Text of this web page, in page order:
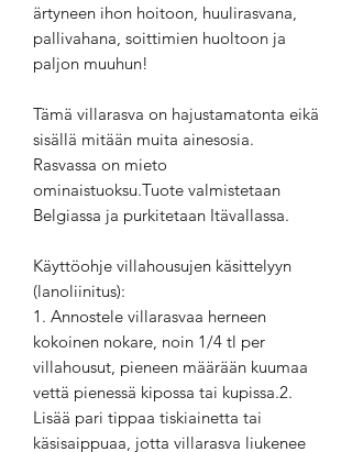
ärtyneen ihon hoitoon, huulirasvana,
pallivahana, soittimien huoltoon ja
paljon muuhun!
Tämä villarasva on hajustamatonta eikä
sisällä mitään muita ainesosia.
Rasvassa on mieto
ominaistuoksu.Tuote valmistetaan
Belgiassa ja purkitetaan Itävallassa.
Käyttöohje villahousujen käsittelyyn
(lanoliinitus):
1. Annostele villarasvaa herneen
kokoinen nokare, noin 1/4 tl per
villahousut, pieneen määrään kuumaa
vettä pienessä kipossa tai kupissa.2.
Lisää pari tippaa tiskiainetta tai
käsisaippuaa, jotta villarasva liukenee